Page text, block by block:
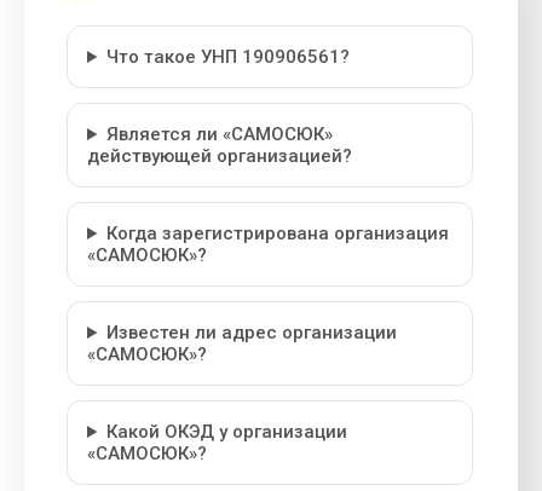
Что такое УНП 190906561?
Является ли «САМОСЮК»
действующей организацией?
Когда зарегистрирована организация
«САМОСЮК»?
Известен ли адрес организации
«САМОСЮК»?
Какой ОКЭД у организации
«САМОСЮК»?